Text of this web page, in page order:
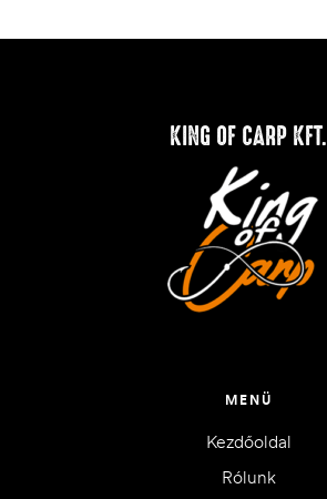
KING OF CARP KFT.
MENÜ
Kezdőoldal
Rólunk